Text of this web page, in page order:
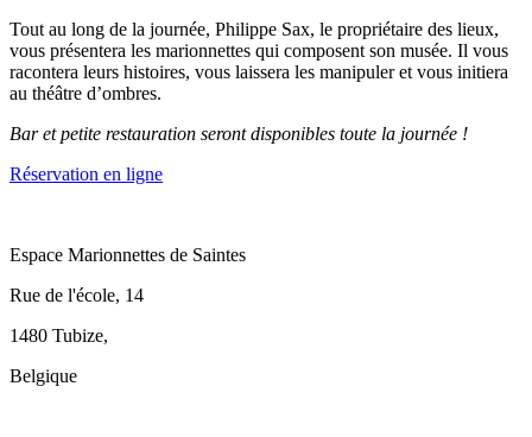
Tout au long de la journée, Philippe Sax, le propriétaire des lieux,
vous présentera les marionnettes qui composent son musée. Il vous
racontera leurs histoires, vous laissera les manipuler et vous initiera
au théâtre d’ombres.
Bar et petite restauration seront disponibles toute la journée !
Réservation en ligne
Espace Marionnettes de Saintes
Rue de l'école, 14
1480 Tubize,
Belgique